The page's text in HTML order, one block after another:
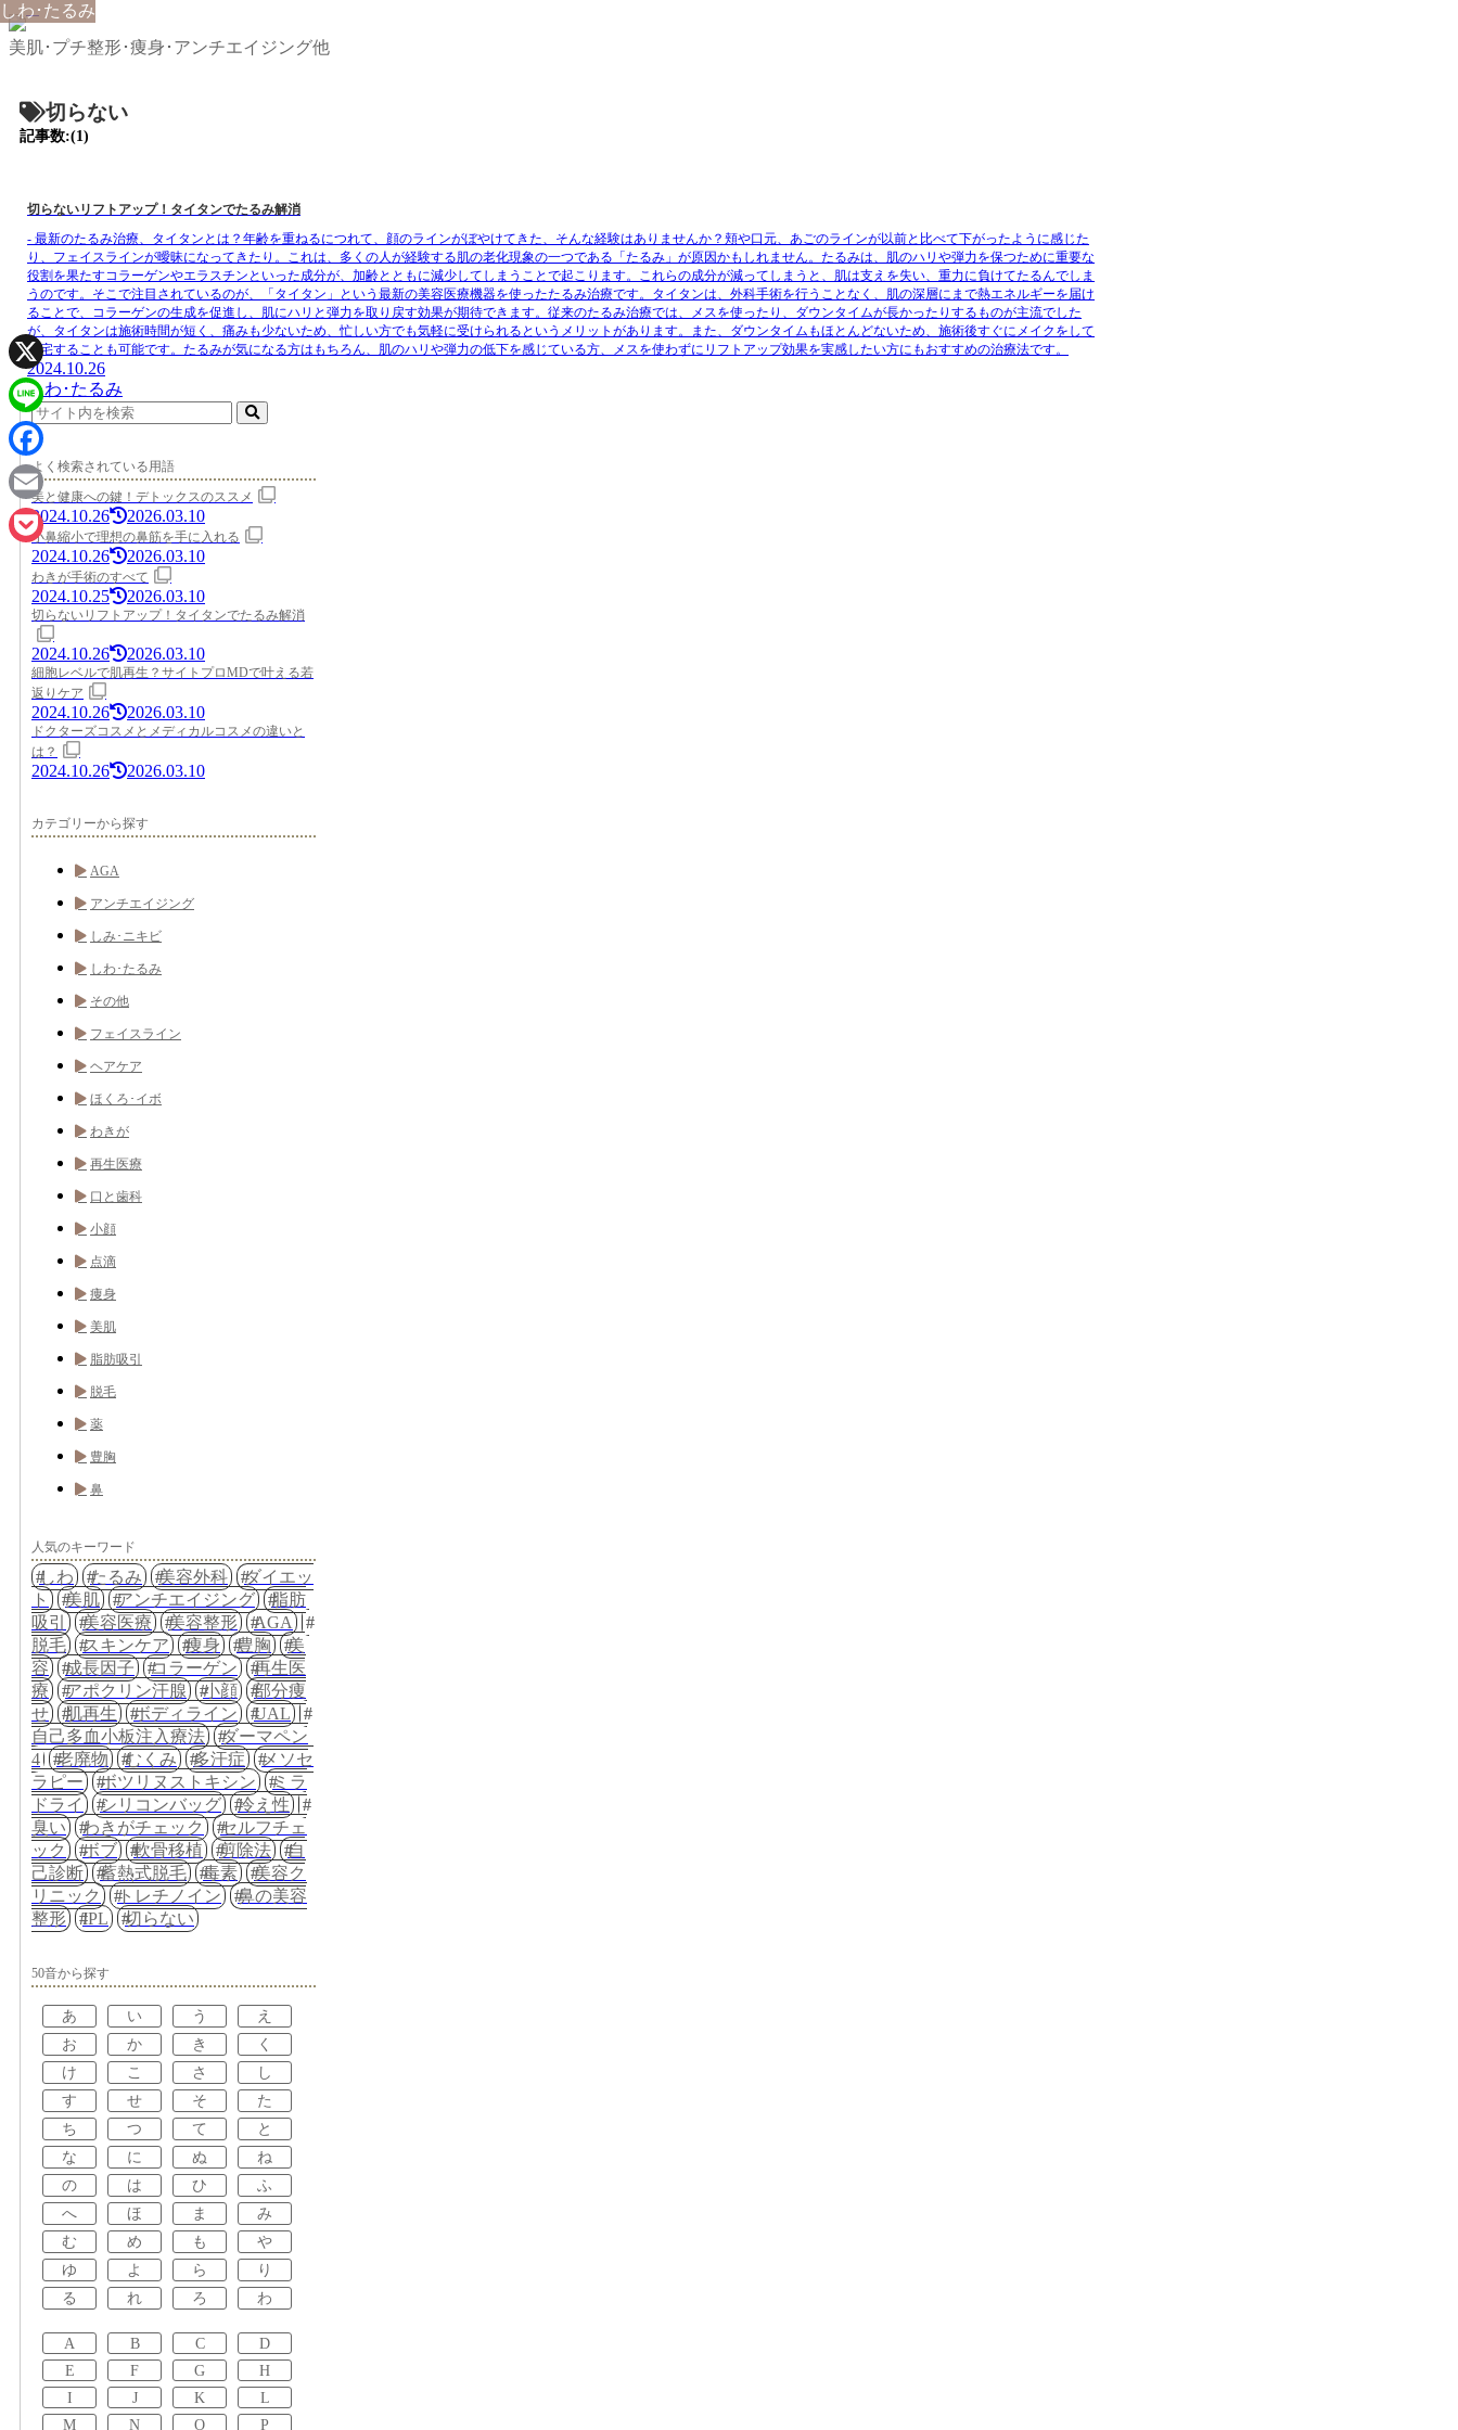
美肌･プチ整形･痩身･アンチエイジング他
切らない
記事数:(1)
しわ･たるみ
切らないリフトアップ！タイタンでたるみ解消
- 最新のたるみ治療、タイタンとは？年齢を重ねるにつれて、顔のラインがぼやけてきた、そんな経験はありませんか？頬や口元、あごのラインが以前と比べて下がったように感じた
り、フェイスラインが曖昧になってきたり。これは、多くの人が経験する肌の老化現象の一つである「たるみ」が原因かもしれません。たるみは、肌のハリや弾力を保つために重要な
役割を果たすコラーゲンやエラスチンといった成分が、加齢とともに減少してしまうことで起こります。これらの成分が減ってしまうと、肌は支えを失い、重力に負けてたるんでしま
うのです。そこで注目されているのが、「タイタン」という最新の美容医療機器を使ったたるみ治療です。タイタンは、外科手術を行うことなく、肌の深層にまで熱エネルギーを届け
ることで、コラーゲンの生成を促進し、肌にハリと弾力を取り戻す効果が期待できます。従来のたるみ治療では、メスを使ったり、ダウンタイムが長かったりするものが主流でした
が、タイタンは施術時間が短く、痛みも少ないため、忙しい方でも気軽に受けられるというメリットがあります。また、ダウンタイムもほとんどないため、施術後すぐにメイクをして
帰宅することも可能です。たるみが気になる方はもちろん、肌のハリや弾力の低下を感じている方、メスを使わずにリフトアップ効果を実感したい方にもおすすめの治療法です。
2024.10.26
しわ･たるみ
よく検索されている用語
美と健康への鍵！デトックスのススメ
2024.10.26 2026.03.10
小鼻縮小で理想の鼻筋を手に入れる
2024.10.26 2026.03.10
わきが手術のすべて
2024.10.25 2026.03.10
切らないリフトアップ！タイタンでたるみ解消
2024.10.26 2026.03.10
細胞レベルで肌再生？サイトプロMDで叶える若
返りケア
2024.10.26 2026.03.10
ドクターズコスメとメディカルコスメの違いと
は？
2024.10.26 2026.03.10
カテゴリーから探す
AGA
アンチエイジング
しみ･ニキビ
しわ･たるみ
その他
フェイスライン
ヘアケア
ほくろ･イボ
わきが
再生医療
口と歯科
小顔
点滴
痩身
美肌
脂肪吸引
脱毛
薬
豊胸
鼻
人気のキーワード
しわ たるみ 美容外科
ダイエッ
ト
美肌 アンチエイジング
脂肪
吸引
美容医療 美容整形
AGA
脱毛
スキンケア 痩身 豊胸
美
容
成長因子 コラーゲン
再生医
療
アポクリン汗腺 小顔
部分痩
せ
肌再生 ボディライン
UAL
自己多血小板注入療法
ダーマペン
4
老廃物 むくみ 多汗症
メソセ
ラピー
ボツリヌストキシン
ミラ
ドライ
シリコンバッグ
冷え性
臭い
わきがチェック
セルフチェ
ック
ボブ 軟骨移植 剪除法
自
己診断
蓄熱式脱毛 毒素
美容ク
リニック
トレチノイン
鼻の美容
整形
IPL 切らない
50音から探す
あ い う
え
お
か き
く
け
こ さ
し
す
せ そ
た
ち
つ て
と
な
に ぬ
ね
の
は ひ
ふ
へ
ほ ま
み
む
め も
や
ゆ
よ ら
り
る
れ ろ わ
A B C
D
E
F G
H
I
J K
L
M
N O P
X
Line
Facebook
Email
Pocket